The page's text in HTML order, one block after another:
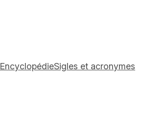
EncyclopédieSigles et acronymes